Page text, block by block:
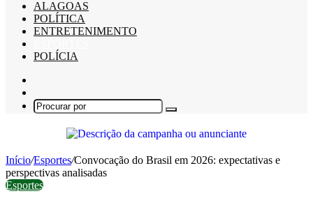
ALAGOAS
POLÍTICA
ENTRETENIMENTO
POLÍCIA
skin
Procurar
Início/Esportes/Convocação do Brasil em 2026: expectativas e
perspectivas analisadas
Esportes